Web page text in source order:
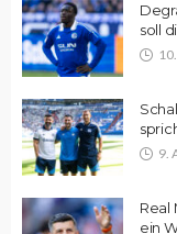
soll
9.
Real
ein